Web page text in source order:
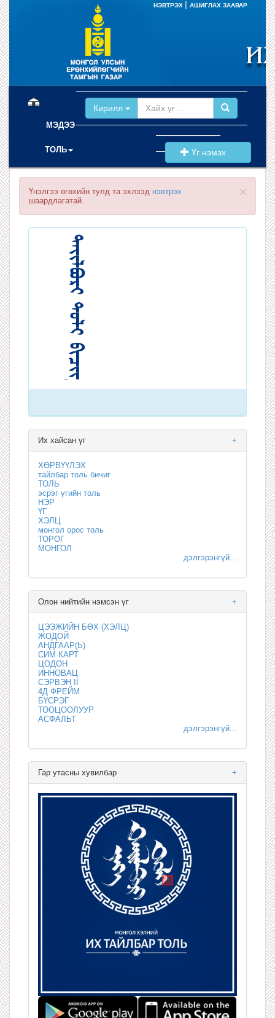
НЭВТРЭХ АШИГЛАХ ЗААВАР
МЭДЭЭ
ТОЛЬ
Кирилл
Үг нэмэх
×
Үнэлгээ өгөхийн тулд та эхлээд нэвтрэх
шаардлагатай.
+
Их хайсан үг
ХӨРВҮҮЛЭХ
тайлбар толь бичиг
ТОЛЬ
эсрэг үгийн толь
НЭР
ҮГ
ХЭЛЦ
монгол орос толь
ТОРОГ
МОНГОЛ
дэлгэрэнгүй...
+
Олон нийтийн нэмсэн үг
ЦЭЭЖИЙН БӨХ (ХЭЛЦ)
ЖОДОЙ
АНДГААР(Ь)
СИМ КАРТ
ЦОДОН
ИННОВАЦ
СЭРВЭН II
4Д ФРЕЙМ
БҮСРЭГ
ТООЦООЛУУР
АСФАЛЬТ
дэлгэрэнгүй...
+
Гар утасны хувилбар